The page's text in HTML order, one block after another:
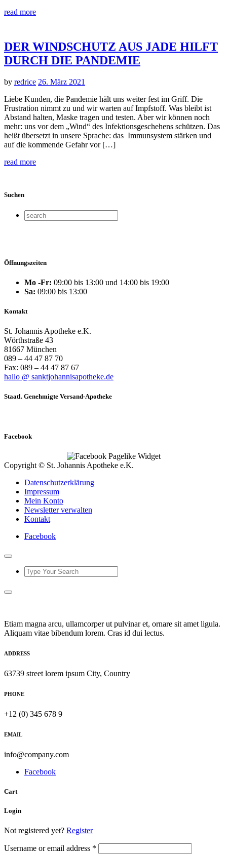
read more
DER WINDSCHUTZ AUS JADE HILFT
DURCH DIE PANDEMIE
by redrice 26. März 2021
Liebe Kunden, die Pandemie hält uns weiter fest im Griff. Die
Frustration nimmt zu und wir warten auf Impfstoff. Was bleibt ist
Abstand halten, Maske tragen und testen. Aber wir können noch
mehr: uns vor dem „Wind“ des Infektionsgeschehens schützen. Das
heißt übersetzt in unsere Sprache: das Immunsystem stärken und
auf die kommende Gefahr vor […]
read more
Suchen
Öffnungszeiten
Mo -Fr: 09:00 bis 13:00 und 14:00 bis 19:00
Sa: 09:00 bis 13:00
Kontakt
St. Johannis Apotheke e.K.
Wörthstraße 43
81667 München
089 – 44 47 87 70
Fax: 089 – 44 47 87 67
hallo @ sanktjohannisapotheke.de
Staatl. Genehmigte Versand-Apotheke
Facebook
Copyright © St. Johannis Apotheke e.K.
Datenschutzerklärung
Impressum
Mein Konto
Newsletter verwalten
Kontakt
Facebook
Etiam magna arcu, ullamcorper ut pulvinar et, ornare sit amet ligula.
Aliquam vitae bibendum lorem. Cras id dui lectus.
ADDRESS
63739 street lorem ipsum City, Country
PHONE
+12 (0) 345 678 9
EMAIL
info@company.com
Facebook
Cart
Login
Not registered yet? Register
Username or email address *